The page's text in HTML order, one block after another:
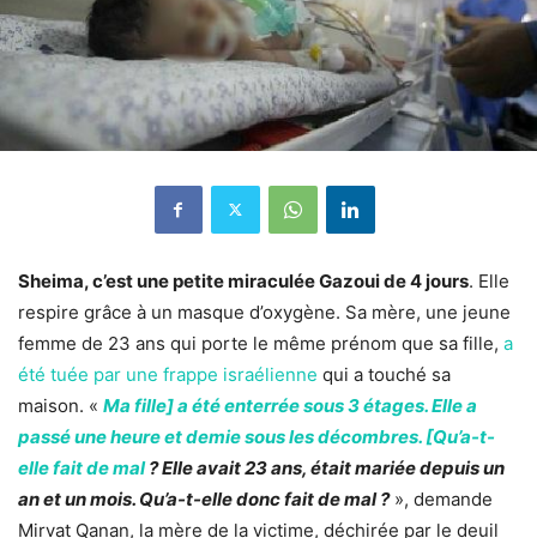
Sheima, c’est une petite miraculée Gazoui de 4 jours. Elle
respire grâce à un masque d’oxygène. Sa mère, une jeune
femme de 23 ans qui porte le même prénom que sa fille, a
été tuée par une frappe israélienne qui a touché sa
maison. « Ma fille] a été enterrée sous 3 étages. Elle a
passé une heure et demie sous les décombres. [Qu’a-t-
elle fait de mal? Elle avait 23 ans, était mariée depuis un
an et un mois. Qu’a-t-elle donc fait de mal ? », demande
Mirvat Qanan, la mère de la victime, déchirée par le deuil